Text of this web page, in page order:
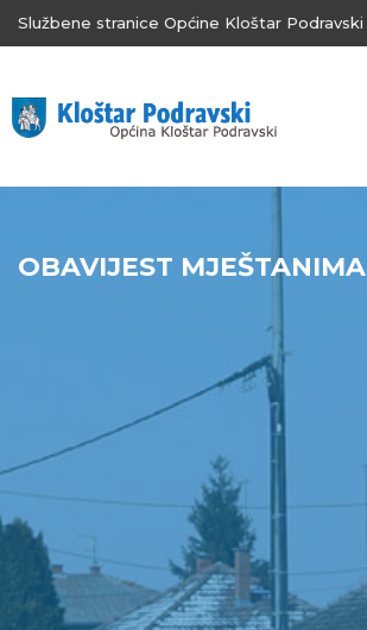
Službene stranice Općine Kloštar Podravski
OBAVIJEST MJEŠTANIMA